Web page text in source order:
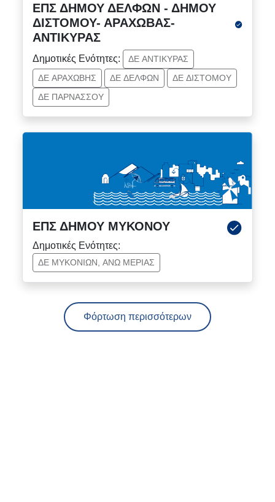
ΕΠΣ ΔΗΜΟΥ ΔΕΛΦΩΝ - ΔΗΜΟΥ
ΔΙΣΤΟΜΟΥ- ΑΡΑΧΩΒΑΣ-
ΑΝΤΙΚΥΡΑΣ
Δημοτικές Ενότητες:
ΔΕ ΑΝΤΙΚΥΡΑΣ
ΔΕ ΑΡΑΧΩΒΗΣ
ΔΕ ΔΕΛΦΩΝ
ΔΕ ΔΙΣΤΟΜΟΥ
ΔΕ ΠΑΡΝΑΣΣΟΥ
ΕΠΣ ΔΗΜΟΥ ΜΥΚΟΝΟΥ
Δημοτικές Ενότητες:
ΔΕ ΜΥΚΟΝΙΩΝ, ΑΝΩ ΜΕΡΙΑΣ
Φόρτωση περισσότερων